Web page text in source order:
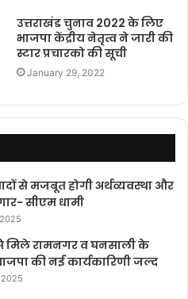
उत्तराखंड चुनाव 2022 के लिए
भाजपा केंद्रीय नेतृत्व ने जारी की
स्टार प्रचारको की सूची
January 29, 2022
से मजबूत होगी अर्थव्यवस्था और
सीएम धामी
मिले रामनगर व घनसाली के
की नई कार्यकारिणी जल्द